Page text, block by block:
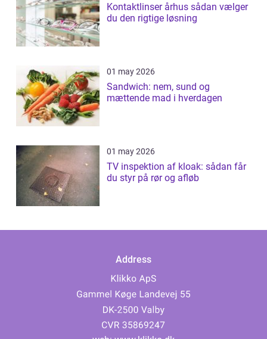
Kontaktlinser århus sådan vælger
du den rigtige løsning
01 may 2026
Sandwich: nem, sund og
mættende mad i hverdagen
01 may 2026
TV inspektion af kloak: sådan får
du styr på rør og afløb
Address